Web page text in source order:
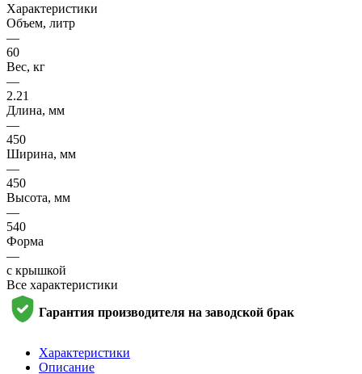
Характеристики
Объем, литр
—
60
Вес, кг
—
2.21
Длина, мм
—
450
Ширина, мм
—
450
Высота, мм
—
540
Форма
—
с крышкой
Все характеристики
Гарантия производителя на заводской брак
Характеристики
Описание